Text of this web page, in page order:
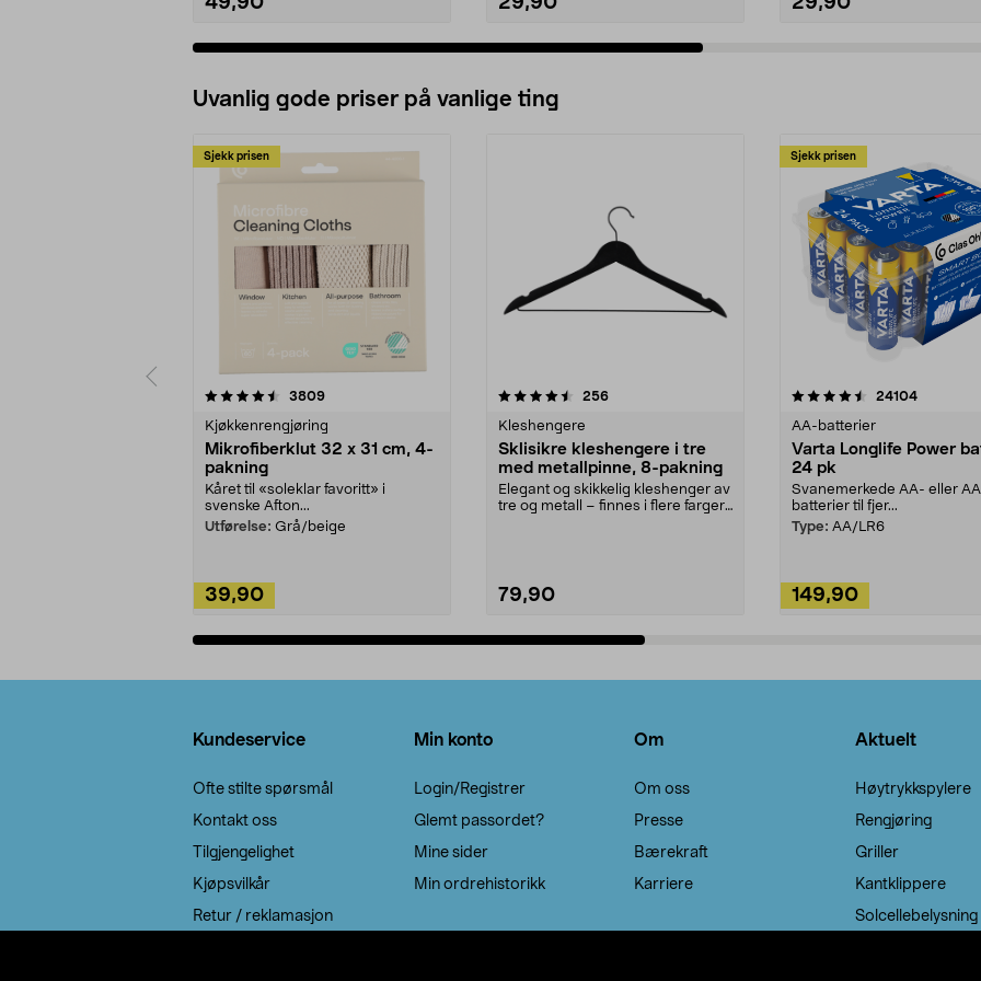
Uvanlig gode priser på vanlige ting
Sjekk prisen
3809anmeldelser
Kjøkkenrengjøring
Mikrofiberklut 32 x 31 cm, 4-
pakning
Kåret til «soleklar favoritt» i
svenske Afton...
Utførelse: Grå/beige
39,90
4.5av 5 stjerner 256anmeldelser
Kleshengere
Sklisikre kleshengere i tre
med metallpinne, 8-pakning
Elegant og skikkelig kleshenger av
tre og metall – finnes i flere farger.
79,90
Sjekk prisen
4.5av 5 stjerner 24104
AA-batterier
Varta Longlife Power
24 pk
Svanemerkede AA- eller
batterier til fjer...
Type: AA/LR6
149,90
4.5av 5 stjerner
Kundeservice
Ofte stilte spørsmål
Kontakt oss
Tilgjengelighet
Kjøpsvilkår
Retur / reklamasjon
Min konto
Login/Registrer
Glemt passordet?
Mine sider
Min ordrehistorikk
Om
Om oss
Presse
Bærekraft
Karriere
Aktuelt
Høytrykkspylere
Rengjøring
Griller
Kantklippere
Solcellebelysning